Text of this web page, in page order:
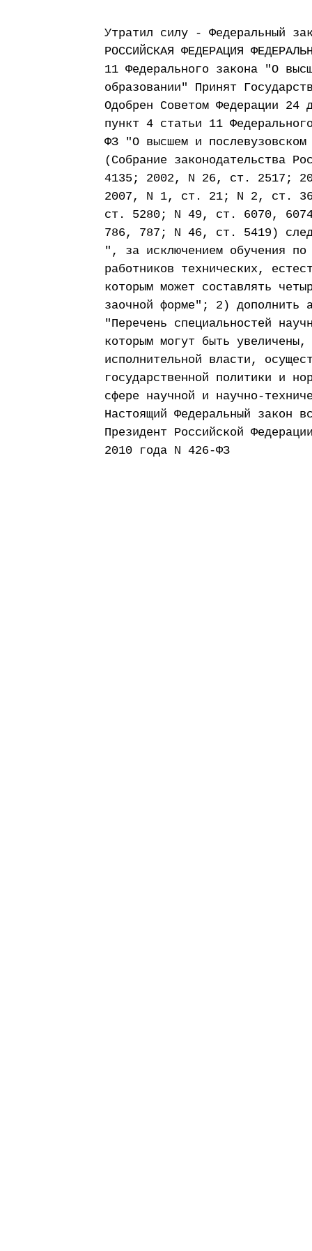
Утратил силу - Федеральный
РОССИЙСКАЯ ФЕДЕРАЦИЯ
11 Федерального закона "О
образовании" Принят
Одобрен Советом Федерации 24
пункт 4 статьи 11
ФЗ "О высшем и послевузовском
(Собрание законодательства
4135; 2002, N 26, ст. 2517;
2007, N 1, ст. 21; N 2, ст.
ст. 5280; N 49, ст. 6070,
786, 787; N 46, ст. 5419)
", за исключением обучения по
работников технических,
которым может составлять
заочной форме"; 2) дополнить
"Перечень специальностей
которым могут быть увеличены,
исполнительной власти,
государственной политики и
сфере научной и научно-
Настоящий Федеральный закон
Президент Российской
2010 года N 426-ФЗ